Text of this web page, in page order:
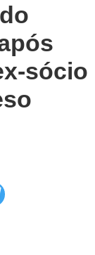
sócio